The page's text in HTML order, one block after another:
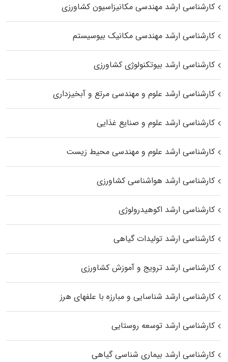
کارشناسی ارشد مهندسی مکانیزاسیون کشاورزی
کارشناسی ارشد مهندسی مکانیک بیوسیستم
کارشناسی ارشد بیوتکنولوژی کشاورزی
کارشناسی ارشد علوم و مهندسی مرتع و آبخیزداری
کارشناسی ارشد علوم و صنایع غذایی
کارشناسی ارشد علوم و مهندسی محیط زیست
کارشناسی ارشد هواشناسی کشاورزی
کارشناسی ارشد اکوهیدرولوژی
کارشناسی ارشد تولیدات گیاهی
کارشناسی ارشد ترویج و آموزش کشاورزی
کارشناسی ارشد شناسایی و مبارزه با علفهای هرز
کارشناسی ارشد توسعه روستایی
کارشناسی ارشد بیماری‌ شناسی گیاهی